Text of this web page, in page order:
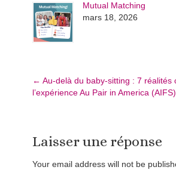
Mutual Matching
mars 18, 2026
← Au-delà du baby-sitting : 7 réalités
l’expérience Au Pair in America (AIFS)
Laisser une réponse
Your email address will not be